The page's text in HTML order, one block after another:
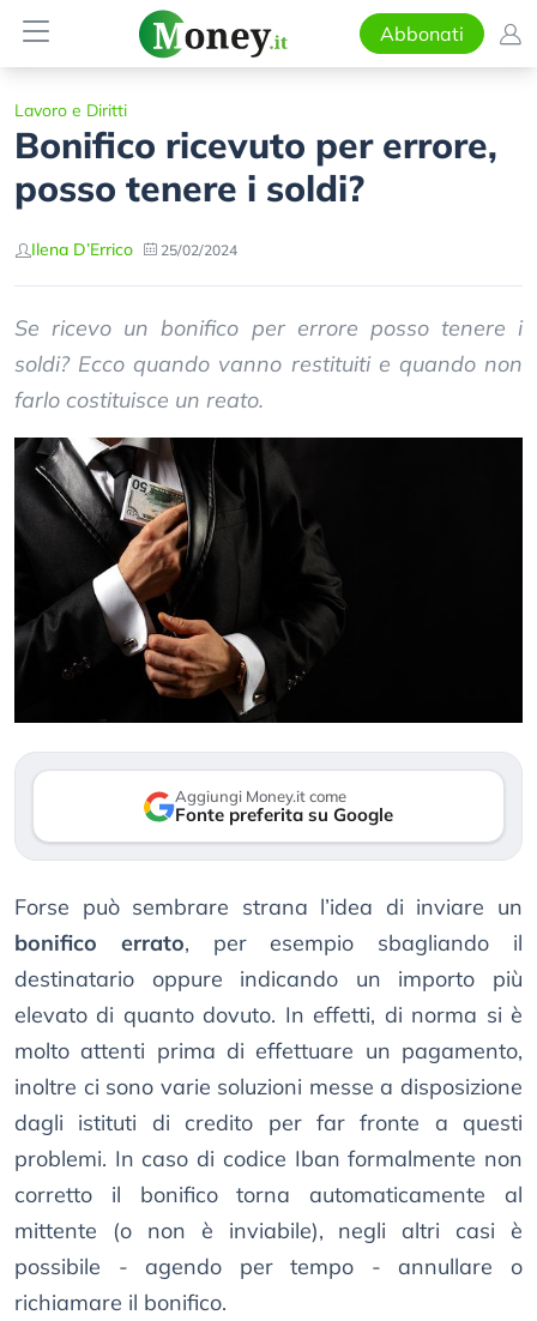
Abbonati
Lavoro e Diritti
Bonifico ricevuto per errore,
posso tenere i soldi?
Ilena D’Errico 25/02/2024
Se ricevo un bonifico per errore posso tenere i
soldi? Ecco quando vanno restituiti e quando non
farlo costituisce un reato.
Aggiungi Money.it come
Fonte preferita su Google
Forse può sembrare strana l’idea di inviare un
bonifico errato, per esempio sbagliando il
destinatario oppure indicando un importo più
elevato di quanto dovuto. In effetti, di norma si è
molto attenti prima di effettuare un pagamento,
inoltre ci sono varie soluzioni messe a disposizione
dagli istituti di credito per far fronte a questi
problemi. In caso di codice Iban formalmente non
corretto il bonifico torna automaticamente al
mittente (o non è inviabile), negli altri casi è
possibile - agendo per tempo - annullare o
richiamare il bonifico.